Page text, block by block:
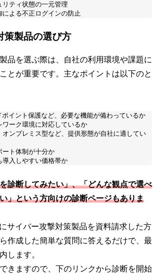
リティ状態の一元管理
による不正ログインの防止
策製品の選び方
品を選ぶ際は、自社の利用環境や課題に
とが重要です。主なポイントは以下のと
ポイント保護など、必要な機能が備わっているか
ワーク環境に対応しているか
オンプレミス型など、提供形態が自社に適してい
ート体制が十分か
導入しやすい価格帯か
診断してみたい」、「どんな観点で選べ
」という方向けの診断ページもありま
サイバー攻撃対策製品を資料請求した方
作成した簡単な質問に答えるだけで、最
します。
きますので、下のリンクから診断を開始